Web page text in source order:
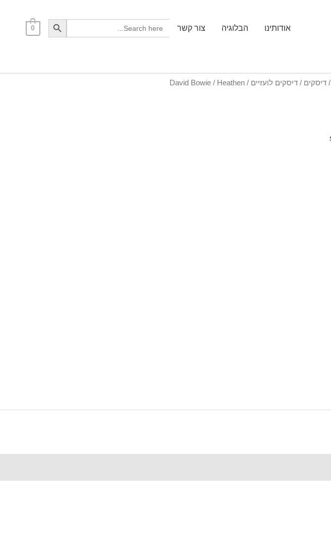
אודותינו הבלוגיה צור קשר
Search
for:
Search Button
0
/דיסקים /דיסקים לועזיים / David Bowie / Heathen